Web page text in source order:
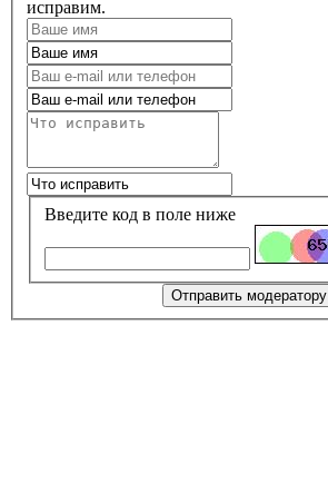
исправим.
Введите код в поле ниже
Отправить модератору